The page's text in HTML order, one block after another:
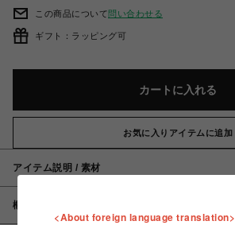
この商品について問い合わせる
ギフト：ラッピング可
カートに入れる
お気に入りアイテムに追加
アイテム説明 / 素材
概要
<About foreign language translation>